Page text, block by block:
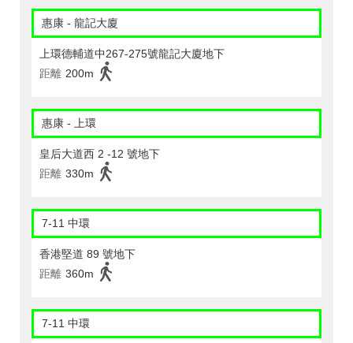
惠康 - 龍記大廈
上環德輔道中267-275號龍記大廈地下
距離 200m
惠康 - 上環
皇后大道西 2 -12 號地下
距離 330m
7-11 中環
香港堅道 89 號地下
距離 360m
7-11 中環